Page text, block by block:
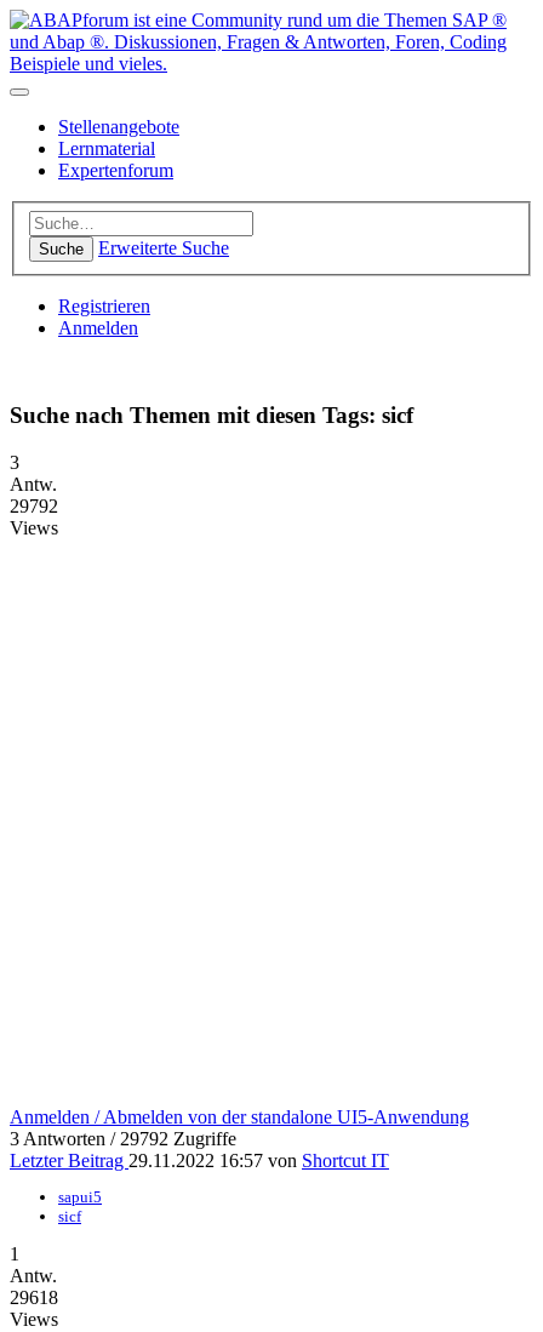
Stellenangebote
Lernmaterial
Expertenforum
Suche Erweiterte Suche
Registrieren
Anmelden
Suche nach Themen mit diesen Tags: sicf
3
Antw.
29792
Views
Anmelden / Abmelden von der standalone UI5-Anwendung
3 Antworten / 29792 Zugriffe
Letzter Beitrag 29.11.2022 16:57 von Shortcut IT
sapui5
sicf
1
Antw.
29618
Views